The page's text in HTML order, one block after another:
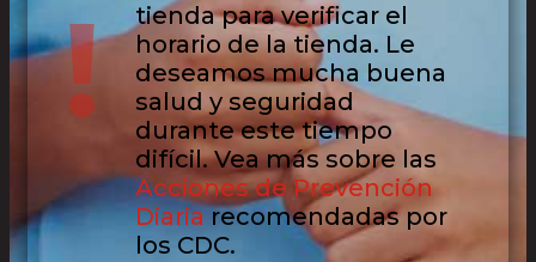
!
tienda para verificar el
horario de la tienda. Le
deseamos mucha buena
salud y seguridad
durante este tiempo
difícil. Vea más sobre las
Acciones de Prevención
Diariarecomendadas por
los CDC.